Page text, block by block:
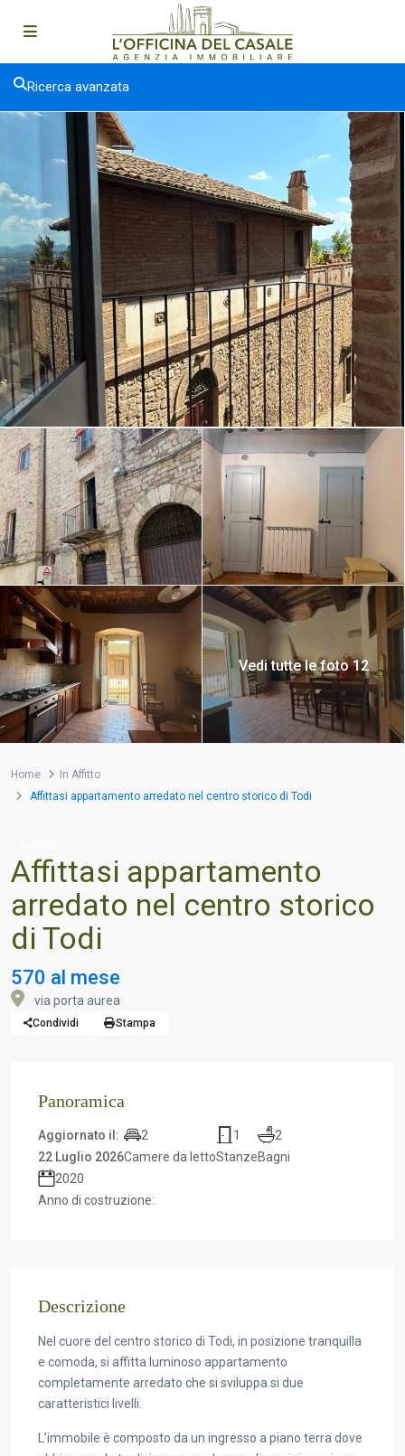
Ricerca avanzata
Vedi tutte le foto 12
Home
In Affitto
Affittasi appartamento arredato nel centro storico di Todi
Affittasi appartamento
arredato nel centro storico
di Todi
570 al mese
via porta aurea
Condividi Stampa
Panoramica
Aggiornato il:
22 Luglio 2026
2
Camere da letto
1
Stanze
2
Bagni
2020
Anno di costruzione:
Descrizione
Nel cuore del centro storico di Todi, in posizione tranquilla
e comoda, si affitta luminoso appartamento
completamente arredato che si sviluppa si due
caratteristici livelli.
L’immobile è composto da un ingresso a piano terra dove